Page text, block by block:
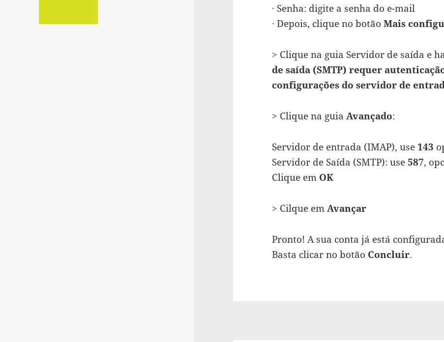
· Senha: digite a senha do e-mail
· Depois, clique no botãoMais
> Clique na guia Servidor de saída e
de saída (SMTP) requer
configurações do servidor de
> Clique na guiaAvançado:
Servidor de entrada (IMAP), use 143
Servidor de Saída (SMTP): use587,
Clique em OK
> Cilque emAvançar
Pronto! A sua conta já está
Basta clicar no botão Concluir.